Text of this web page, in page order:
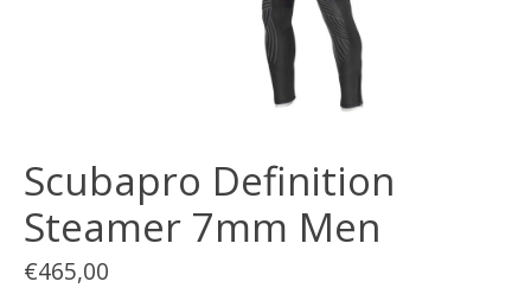
Scubapro Definition
Steamer 7mm Men
€465,00